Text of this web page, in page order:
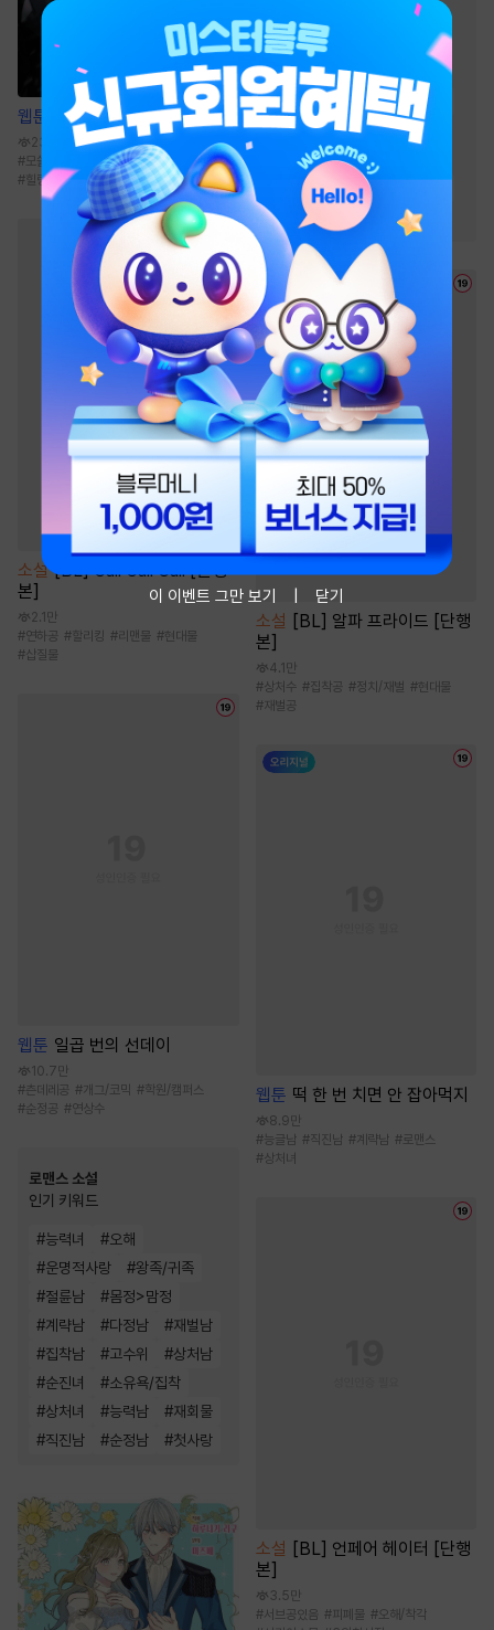
웹툰 나쁜 친구
238.7만
#모쏠수 현대물 #친구>연인
첫사랑
# 힐링물
소설 [BL] Call Call Call [단행
본]
2.1만
#연하공 # 할리킹 #리맨물 #현대물
#삽질물
웹툰 일곱 번의 선데이
10.7만
#츤데레공 # 개그/코믹 #학원/캠퍼스
#순정공 #연상수
로맨스 소설
인기 키워드
#능력녀 #오해
#운명적사랑 #왕족/귀족
#절륜남 #몸정>맘정
#계략남 #다정남 #재벌남
#집착남 #고수위 #상처남
#순진녀 #소유욕/집착
#상처녀 #능력남 #재회물
#직진남 #순정남 #첫사랑
#소설원작
마교
#사파 #복수 #전쟁물
#2024 정액제 무협 #
소림
#성장물 #정파 #환생물
역사/시대물
2025 정액제 무협
#
복수물 천마
소설 [BL] 알파 프라이드 [단행
본]
4.1만
#상처수 #집착공 #정치/재벌 #현대물
#재벌공
웹툰 떡 한 번 치면 안 잡아먹지
8.9만
#능글남 #직진남 #계략남 #로맨스
#상처녀
소설
[BL] 언페어 헤이터 [단행
본]
3.5만
#서브공있음 #피폐물 #오해/착각
이 이벤트 그만 보기 닫기